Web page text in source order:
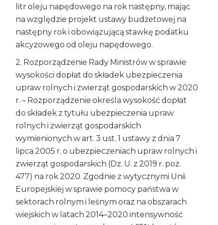
litr oleju napędowego na rok następny, mając
na względzie projekt ustawy budżetowej na
następny rok i obowiązującą stawkę podatku
akcyzowego od oleju napędowego.
2. Rozporządzenie Rady Ministrów w sprawie
wysokości dopłat do składek ubezpieczenia
upraw rolnych i zwierząt gospodarskich w 2020
r. – Rozporządzenie określa wysokość dopłat
do składek z tytułu ubezpieczenia upraw
rolnych i zwierząt gospodarskich
wymienionych w art. 3 ust. 1 ustawy z dnia 7
lipca 2005 r. o ubezpieczeniach upraw rolnych i
zwierząt gospodarskich (Dz. U. z 2019 r. poz.
477) na rok 2020. Zgodnie z wytycznymi Unii
Europejskiej w sprawie pomocy państwa w
sektorach rolnym i leśnym oraz na obszarach
wiejskich w latach 2014–2020 intensywność